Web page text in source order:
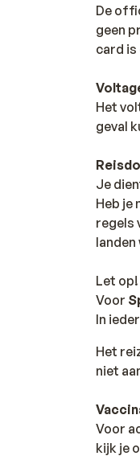
De
geen
card is
Het
geval
Je
Heb je
regels
Let op!
Voor
In
Het
niet
Voor
kijk je